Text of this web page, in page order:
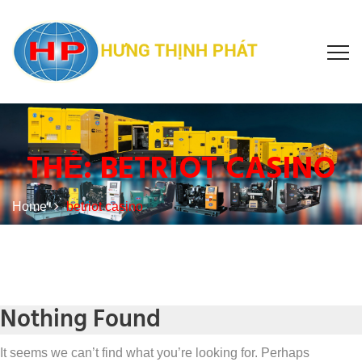
THẺ:BETRIOT CASINO
Home betriot casino
Nothing Found
It seems we can’t find what you’re looking for. Perhaps